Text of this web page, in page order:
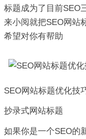
标题成为了目前SEO
来小阅就把SEO网站
希望对你有帮助
SEO网站标题优化技
抄录式网站标题
如果你是一个SEO的